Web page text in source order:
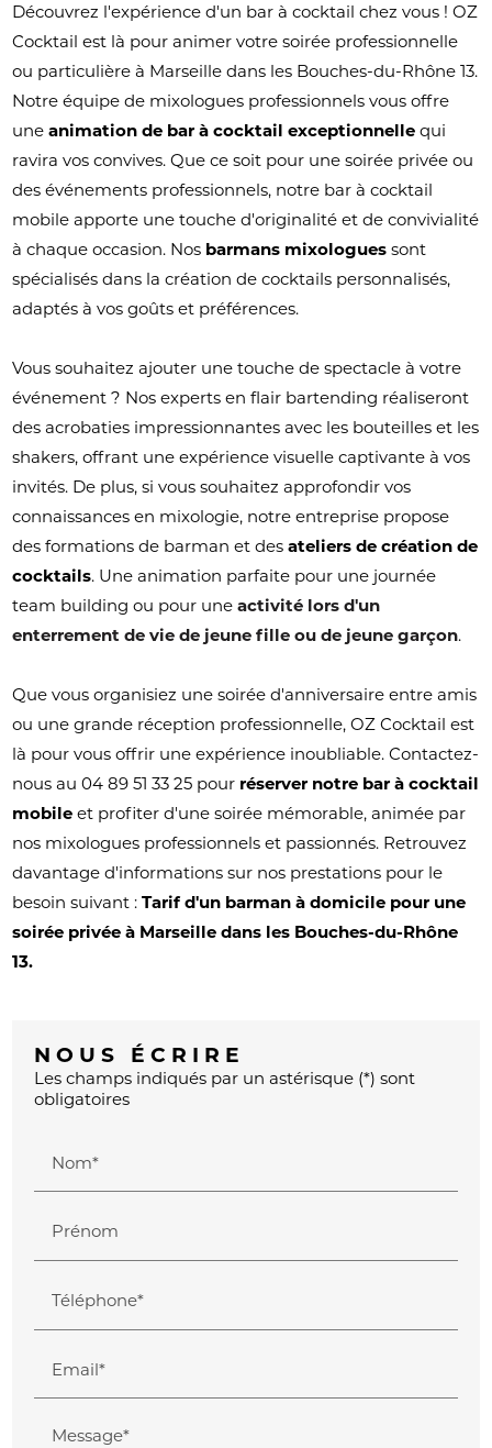
Découvrez l'expérience d'un bar à cocktail chez vous ! OZ
Cocktail est là pour animer votre soirée professionnelle
ou particulière à Marseille dans les Bouches-du-Rhône 13.
Notre équipe de mixologues professionnels vous offre
uneanimation de bar à cocktail exceptionnelle qui
ravira vos convives. Que ce soit pour une soirée privée ou
des événements professionnels, notre bar à cocktail
mobile apporte une touche d'originalité et de convivialité
à chaque occasion. Nos barmans mixologues sont
spécialisés dans la création de cocktails personnalisés,
adaptés à vos goûts et préférences.
Vous souhaitez ajouter une touche de spectacle à votre
événement ? Nos experts en flair bartending réaliseront
des acrobaties impressionnantes avec les bouteilles et les
shakers, offrant une expérience visuelle captivante à vos
invités. De plus, si vous souhaitez approfondir vos
connaissances en mixologie, notre entreprise propose
des formations de barman et desateliers de création de
cocktails. Une animation parfaite pour une journée
team building ou pour uneactivité lors d'un
enterrement de vie de jeune fille ou de jeune garçon.
Que vous organisiez une soirée d'anniversaire entre amis
ou une grande réception professionnelle, OZ Cocktail est
là pour vous offrir une expérience inoubliable. Contactez-
nous au 04 89 51 33 25 pour réserver notre bar à cocktail
mobile et profiter d'une soirée mémorable, animée par
nos mixologues professionnels et passionnés. Retrouvez
davantage d'informations sur nos prestations pour le
besoin suivant :Tarif d'un barman à domicile pour une
soirée privée à Marseille dans les Bouches-du-Rhône
13.
NOUS ÉCRIRE
Les champs indiqués par un astérisque (*) sont
obligatoires
Nom*
Prénom
Téléphone*
Email*
Message*